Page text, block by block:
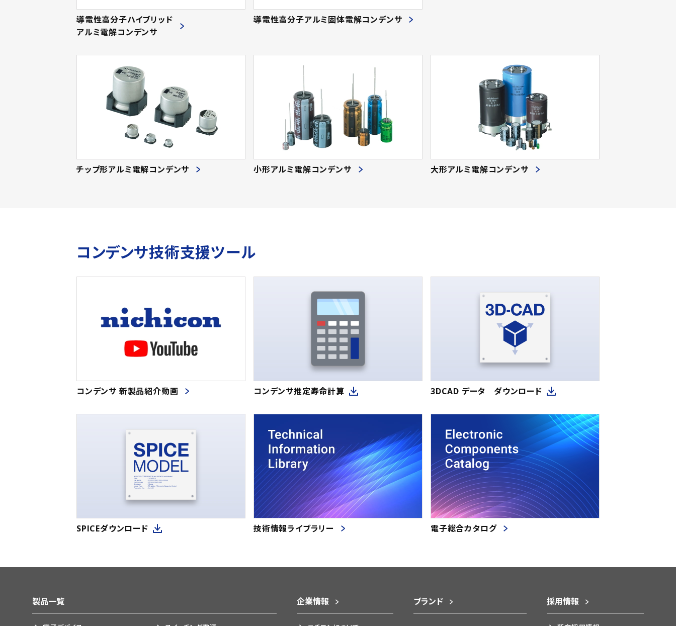
導電性高分子ハイブリッド
アルミ電解コンデンサ
導電性高分子アルミ固体電解コンデンサ
チップ形アルミ電解コンデンサ 小形アルミ電解コンデンサ 大形アルミ電解コンデンサ
コンデンサ技術支援ツール
コンデンサ 新製品紹介動画 コンデンサ推定寿命計算 3DCAD データ ダウンロード
SPICEダウンロード 技術情報ライブラリー 電子総合カタログ
製品一覧 企業情報 ブランド 採用情報